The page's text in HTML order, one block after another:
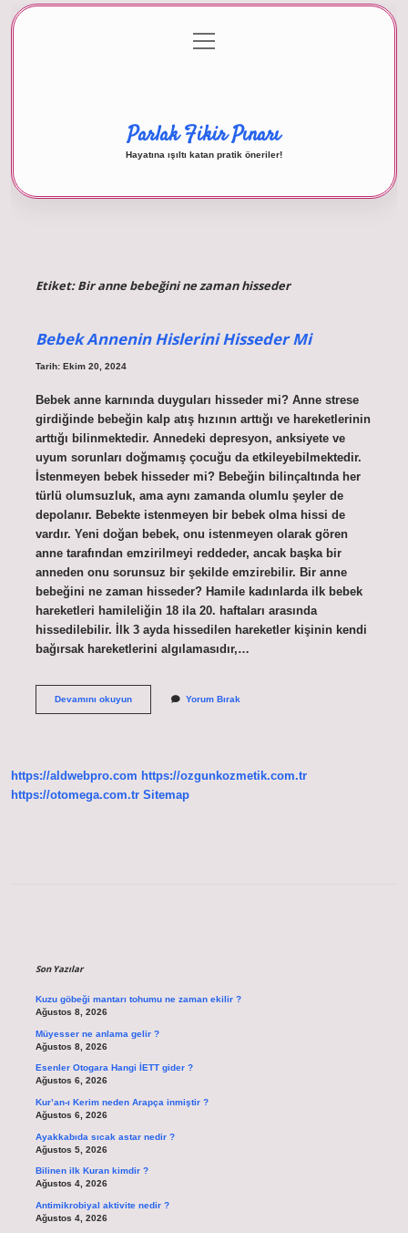
Gizlilik Politikası
menüyü
aç
Parlak Fikir Pınarı
Hayatına ışıltı katan pratik öneriler!
Etiket:Bir anne bebeğini ne zaman hisseder
Bebek Annenin Hislerini Hisseder Mi
Tarih: Ekim 20, 2024
Bebek anne karnında duyguları hisseder mi? Anne strese
girdiğinde bebeğin kalp atış hızının arttığı ve hareketlerinin
arttığı bilinmektedir. Annedeki depresyon, anksiyete ve
uyum sorunları doğmamış çocuğu da etkileyebilmektedir.
İstenmeyen bebek hisseder mi? Bebeğin bilinçaltında her
türlü olumsuzluk, ama aynı zamanda olumlu şeyler de
depolanır. Bebekte istenmeyen bir bebek olma hissi de
vardır. Yeni doğan bebek, onu istenmeyen olarak gören
anne tarafından emzirilmeyi reddeder, ancak başka bir
anneden onu sorunsuz bir şekilde emzirebilir. Bir anne
bebeğini ne zaman hisseder? Hamile kadınlarda ilk bebek
hareketleri hamileliğin 18 ila 20. haftaları arasında
hissedilebilir. İlk 3 ayda hissedilen hareketler kişinin kendi
bağırsak hareketlerini algılamasıdır,…
Devamını okuyunBebek
Yorum Bırak
https://aldwebpro.com https://ozgunkozmetik.com.tr
https://otomega.com.tr Sitemap
Son Yazılar
Kuzu göbeği mantarı tohumu ne zaman ekilir ?
Ağustos 8, 2026
Müyesser ne anlama gelir ?
Ağustos 8, 2026
Esenler Otogara Hangi İETT gider ?
Ağustos 6, 2026
Kur’an-ı Kerim neden Arapça inmiştir ?
Ağustos 6, 2026
Ayakkabıda sıcak astar nedir ?
Ağustos 5, 2026
Bilinen ilk Kuran kimdir ?
Ağustos 4, 2026
Antimikrobiyal aktivite nedir ?
Ağustos 4, 2026